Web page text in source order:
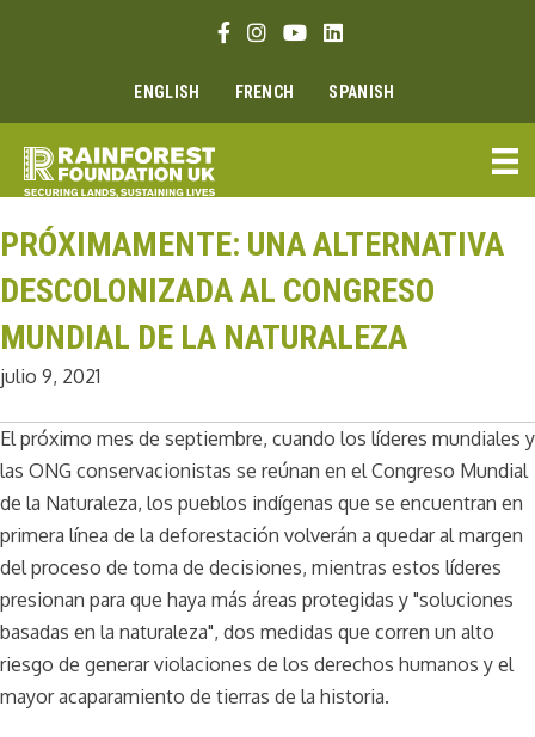
Enlace Facebook
Enlace Instagram
Enlace Youtube
Linkedin link
ENGLISH FRENCH SPANISH
PRÓXIMAMENTE: UNA ALTERNATIVA
DESCOLONIZADA AL CONGRESO
MUNDIAL DE LA NATURALEZA
julio 9, 2021
El próximo mes de septiembre, cuando los líderes mundiales y
las ONG conservacionistas se reúnan en el Congreso Mundial
de la Naturaleza, los pueblos indígenas que se encuentran en
primera línea de la deforestación volverán a quedar al margen
del proceso de toma de decisiones, mientras estos líderes
presionan para que haya más áreas protegidas y "soluciones
basadas en la naturaleza", dos medidas que corren un alto
riesgo de generar violaciones de los derechos humanos y el
mayor acaparamiento de tierras de la historia.